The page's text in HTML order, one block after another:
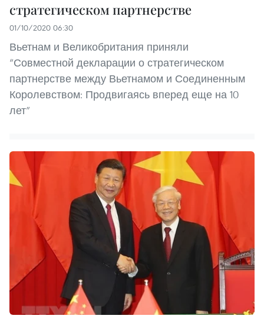
стратегическом партнерстве
01/10/2020 06:30
Вьетнам и Великобритания приняли
“Совместной декларации о стратегическом
партнерстве между Вьетнамом и Соединенным
Королевством: Продвигаясь вперед еще на 10
лет”